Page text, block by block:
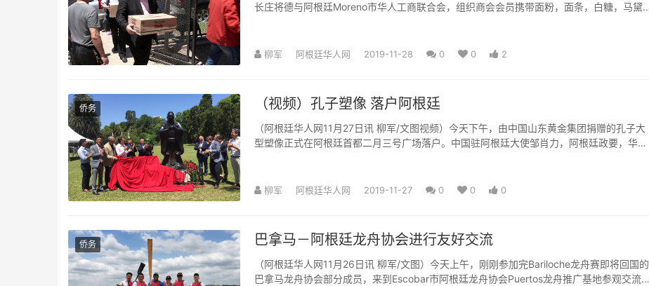
长庄将德与阿根廷Moreno市华人工商联合会，组织商会会员携带面粉，面条，白糖，马黛
柳军 阿根廷华人网 2019-11-28 0 0 2
侨务 （视频）孔子塑像 落户阿根廷
（阿根廷华人网11月27日讯 柳军/文图视频）今天下午，由中国山东黄金集团捐赠的孔子大
型塑像正式在阿根廷首都二月三号广场落户。中国驻阿根廷大使邹肖力，阿根廷政要，华人
柳军 阿根廷华人网 2019-11-27 0 0 0
侨务 巴拿马－阿根廷龙舟协会进行友好交流
（阿根廷华人网11月26日讯 柳军/文图）今天上午，刚刚参加完Bariloche龙舟赛即将回国的
巴拿马龙舟协会部分成员，来到Escobar市阿根廷龙舟协会Puertos龙舟推广基地参观交流。